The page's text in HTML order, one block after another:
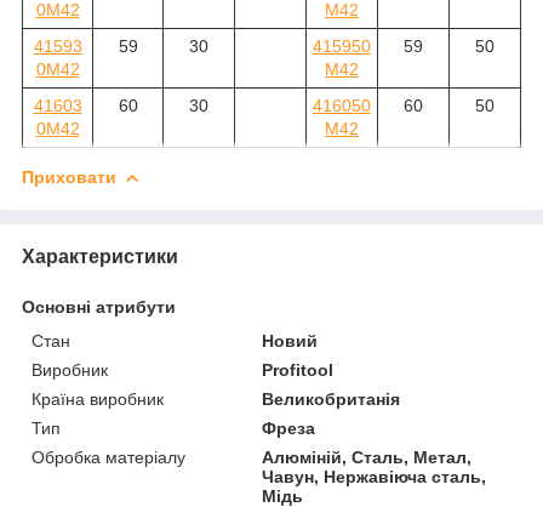
0M42
M42
41593
0M42
59 30
415950
M42
59 50
41603
0M42
60 30
416050
M42
60 50
Приховати
Характеристики
Основні атрибути
Стан
Новий
Виробник
Profitool
Країна виробник
Великобританія
Тип
Фреза
Обробка матеріалу
Алюміній, Сталь, Метал,
Чавун, Нержавіюча сталь,
Мідь